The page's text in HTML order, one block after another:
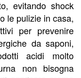
evitando shock
le pulizie in casa,
per prevenire
da saponi,
acidi molto
non bisogna